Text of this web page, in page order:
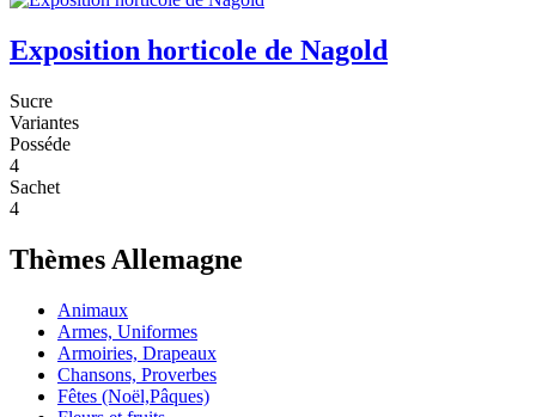
Exposition horticole de Nagold
Sucre
Variantes
Posséde
4
Sachet
4
Thèmes Allemagne
Animaux
Armes, Uniformes
Armoiries, Drapeaux
Chansons, Proverbes
Fêtes (Noël,Pâques)